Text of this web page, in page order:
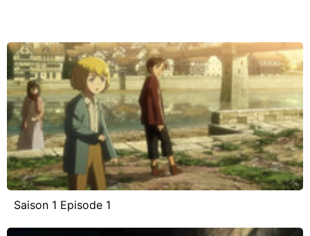
Saison 1 Episode 1